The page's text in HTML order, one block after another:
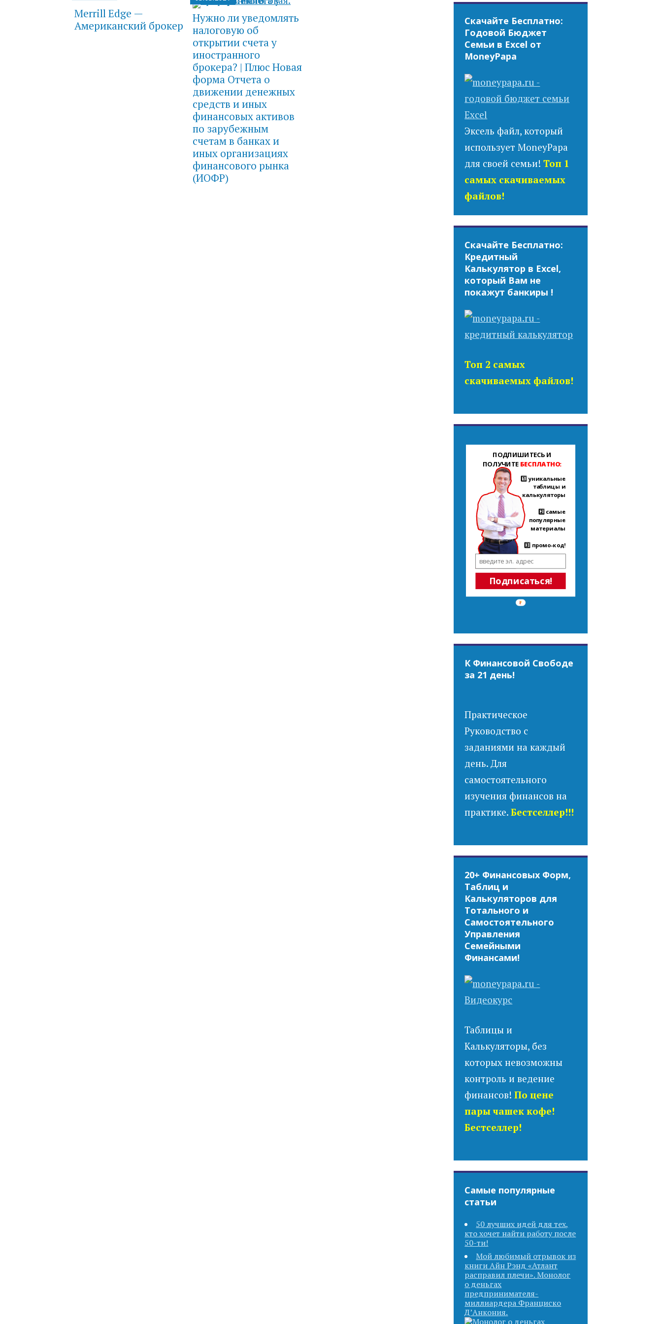
Merrill Edge —
Американский брокер
Нужно ли уведомлять
налоговую об
открытии счета у
иностранного
брокера? | Плюс Новая
форма Отчета о
движении денежных
средств и иных
финансовых активов
по зарубежным
счетам в банках и
иных организациях
финансового рынка
(ИОФР)
Скачайте Бесплатно:
Годовой Бюджет
Семьи в Excel от
MoneyPapa
Эксель файл, который
использует MoneyPapa
для своей семьи!Топ 1
самых скачиваемых
файлов!
Скачайте Бесплатно:
Кредитный
Калькулятор в Excel,
который Вам не
покажут банкиры !
Топ 2 самых
скачиваемых файлов!
Подписаться!
ПОДПИШИТЕСЬ И
ПОЛУЧИТЕ БЕСПЛАТНО:
1️⃣ уникальные
таблицы и
калькуляторы
2️⃣ самые
популярные
материалы
3️⃣ промо-код!
К Финансовой Свободе
за 21 день!
Практическое
Руководство с
заданиями на каждый
день. Для
самостоятельного
изучения финансов на
практике.Бестселлер!!!
20+ Финансовых Форм,
Таблиц и
Калькуляторов для
Тотального и
Самостоятельного
Управления
Семейными
Финансами!
Таблицы и
Калькуляторы, без
которых невозможны
контроль и ведение
финансов!По цене
пары чашек кофе!
Бестселлер!
Самые популярные
статьи
50 лучших идей для тех,
кто хочет найти работу после
50-ти!
Мой любимый отрывок из
книги Айн Рэнд «Атлант
расправил плечи». Монолог
о деньгах
предпринимателя-
миллиардера Франциско
Д’Анкония.